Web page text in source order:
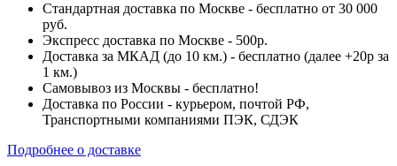
Стандартная доставка по Москве - бесплатно от 30 000
руб.
Экспресс доставка по Москве - 500р.
Доставка за МКАД (до 10 км.) - бесплатно (далее +20р за
1 км.)
Самовывоз из Москвы - бесплатно!
Доставка по России - курьером, почтой РФ,
Транспортными компаниями ПЭК, СДЭК
Подробнее о доставке